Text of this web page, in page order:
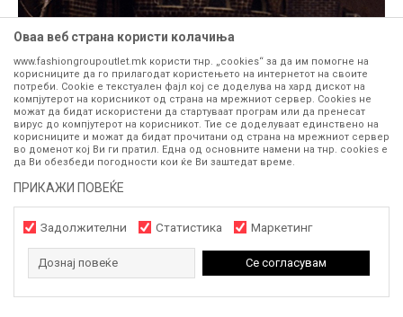
Оваа веб страна користи колачиња
www.fashiongroupoutlet.mk користи тнр. „cookies“ за да им помогне на
корисниците да го прилагодат користењето на интернетот на своите
потреби. Cookie е текстуален фајл кој се доделува на хард дискот на
компјутерот на корисникот од страна на мрежниот сервер. Cookies не
можат да бидат искористени да стартуваат програм или да пренесат
вирус до компјутерот на корисникот. Тие се доделуваат единствено на
корисниците и можат да бидат прочитани од страна на мрежниот сервер
во доменот кој Ви ги пратил. Една од основните намени на тнр. сookies е
да Ви обезбеди погодности кои ќе Ви заштедат време.
ПРИКАЖИ ПОВЕЌЕ
Задолжителни Статистика Маркетинг
Дознај повеќе Се согласувам